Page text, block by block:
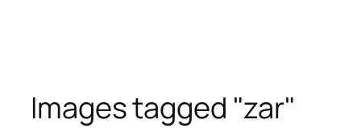
Images tagged "zar"